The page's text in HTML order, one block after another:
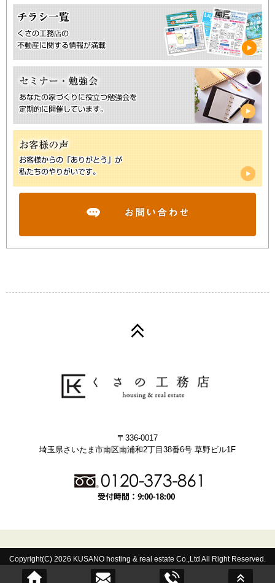
〒336-0017
埼玉県さいたま市南区南浦和2丁目38番6号 草野ビル1F
Copyright(C) 2026 KUSANO hosting & real estate Co.,Ltd All Right Reserved.